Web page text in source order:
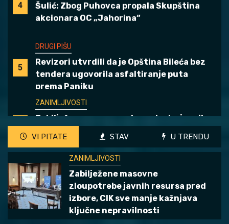
DRUGI PIŠU
tendera ugovorila asfaltiranje puta
prema Paniku
ZANIMLJIVOSTI
resursa pred izbore, CIK sve manje
kažnjava ključne nepravilnosti
DRUGI PIŠU
Gradska vlast u službi “investitora”:
Popovićima ugrožen opstanak u vlastitoj
kući
3
DRUGI PIŠU
Ekonomija eksploatacije u BiH: Rekordni
profiti kompanija, minimalna korist za
VI PITATE STAV U TRENDU
ZANIMLJIVOSTI
Zabilježene masovne
zloupotrebe javnih resursa pred
izbore, CIK sve manje kažnjava
ključne nepravilnosti